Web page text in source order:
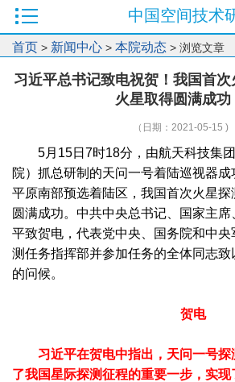
中国空间技术
首页 > 新闻中心 > 本院动态 > 浏览文章
习近平总书记致电祝贺！我国首
火星取得圆满成功
（日期：2021-05-15 )
5月15日7时18分，由航天科技集
院）抓总研制的天问一号着陆巡视器
平原南部预选着陆区，我国首次火星
圆满成功。中共中央总书记、国家主
平致贺电，代表党中央、国务院和中
测任务指挥部并参加任务的全体同志
的问候。
贺电
习近平在贺电中指出，天问一号
了我国星际探测征程的重要一步，实